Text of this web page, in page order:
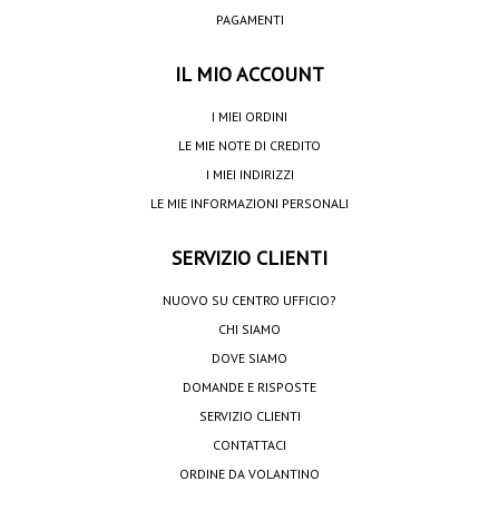
PAGAMENTI
IL MIO ACCOUNT
I MIEI ORDINI
LE MIE NOTE DI CREDITO
I MIEI INDIRIZZI
LE MIE INFORMAZIONI PERSONALI
SERVIZIO CLIENTI
NUOVO SU CENTRO UFFICIO?
CHI SIAMO
DOVE SIAMO
DOMANDE E RISPOSTE
SERVIZIO CLIENTI
CONTATTACI
ORDINE DA VOLANTINO